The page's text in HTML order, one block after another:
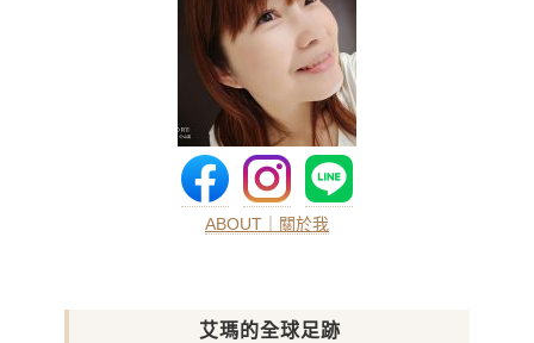
ABOUT｜關於我
艾瑪的全球足跡